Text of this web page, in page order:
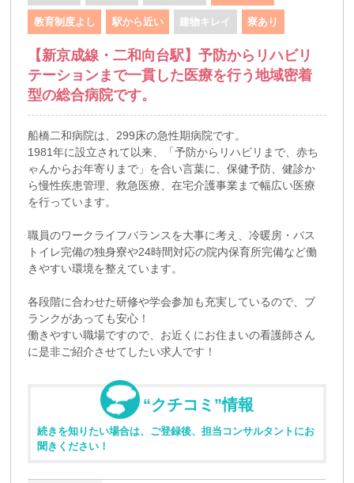
教育制度よし 駅から近い 建物キレイ 寮あり
【新京成線・二和向台駅】予防からリハビリ
テーションまで一貫した医療を行う地域密着
型の総合病院です。
船橋二和病院は、299床の急性期病院です。
1981年に設立されて以来、「予防からリハビリまで、赤ち
ゃんからお年寄りまで」を合い言葉に、保健予防、健診か
ら慢性疾患管理、救急医療、在宅介護事業まで幅広い医療
を行っています。
職員のワークライフバランスを大事に考え、冷暖房・バス
トイレ完備の独身寮や24時間対応の院内保育所完備など働
きやすい環境を整えています。
各段階に合わせた研修や学会参加も充実しているので、ブ
ランクがあっても安心！
働きやすい職場ですので、お近くにお住まいの看護師さん
に是非ご紹介させてしたい求人です！
“クチコミ”情報
続きを知りたい場合は、ご登録後、担当コンサルタントにお
聞きください！